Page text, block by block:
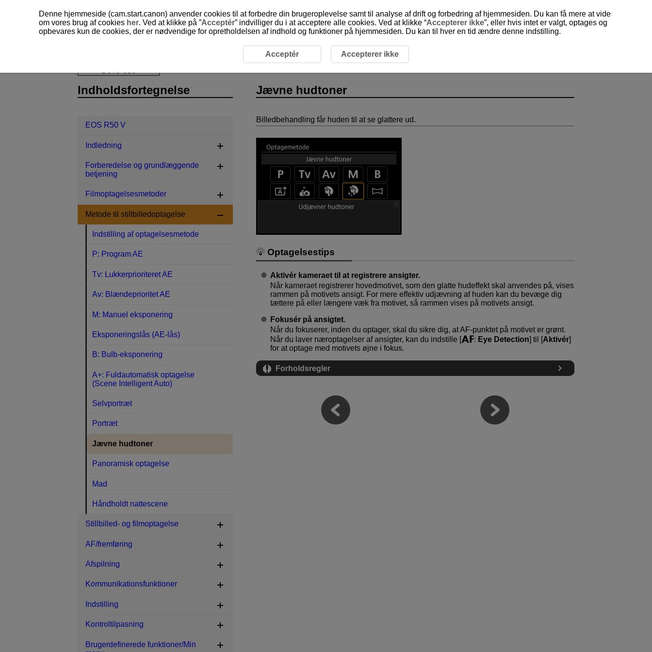
Jævne hudtoner
Jævne hudtoner
Billedbehandling får huden til at se glattere ud.
Optagelsestips
Aktivér kameraet til at registrere ansigter.
Når kameraet registrerer hovedmotivet, som den glatte hudeffekt skal anvendes på, vises
rammen på motivets ansigt. For mere effektiv udjævning af huden kan du bevæge dig
tættere på eller længere væk fra motivet, så rammen vises på motivets ansigt.
Fokusér på ansigtet.
Når du fokuserer, inden du optager, skal du sikre dig, at AF-punktet på motivet er grønt.
Når du laver næroptagelser af ansigter, kan du indstille [
: Eye Detection] til [Aktivér]
for at optage med motivets øjne i fokus.
Forholdsregler
Indholdsfortegnelse
EOS R50 V
Indledning
Forberedelse og grundlæggende
betjening
Filmoptagelsesmetoder
Metode til stillbilledoptagelse
Indstilling af optagelsesmetode
P: Program AE
Tv: Lukkerprioriteret AE
Av: Blændeprioritet AE
M: Manuel eksponering
Eksponeringslås (AE-lås)
B: Bulb-eksponering
A+: Fuldautomatisk optagelse
(Scene Intelligent Auto)
Selvportræt
Portræt
Jævne hudtoner
Panoramisk optagelse
Mad
Håndholdt nattescene
Stillbilled- og filmoptagelse
AF/fremføring
Afspilning
Kommunikationsfunktioner
Indstilling
Kontroltilpasning
Brugerdefinerede funktioner/Min
Denne hjemmeside (cam.start.canon) anvender cookies til at forbedre din brugeroplevelse samt til analyse af drift og forbedring af hjemmesiden. Du kan få mere at vide
om vores brug af cookies her. Ved at klikke på ”Acceptér” indvilliger du i at acceptere alle cookies. Ved at klikke “Accepterer ikke”, eller hvis intet er valgt, optages og
opbevares kun de cookies, der er nødvendige for opretholdelsen af indhold og funktioner på hjemmesiden. Du kan til hver en tid ændre denne indstilling.
Acceptér Accepterer ikke